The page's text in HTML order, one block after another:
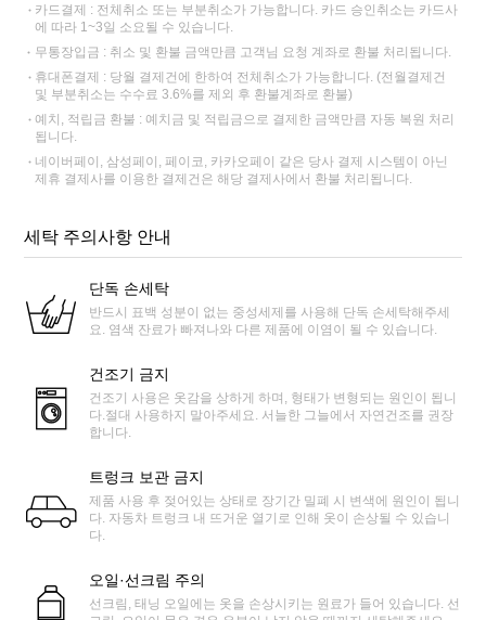
카드결제 : 전체취소 또는 부분취소가 가능합니다. 카드 승인취소는 카드사
에 따라 1~3일 소요될 수 있습니다.
무통장입금 : 취소 및 환불 금액만큼 고객님 요청 계좌로 환불 처리됩니다.
휴대폰결제 : 당월 결제건에 한하여 전체취소가 가능합니다. (전월결제건
및 부분취소는 수수료 3.6%를 제외 후 환불계좌로 환불)
예치, 적립금 환불 : 예치금 및 적립금으로 결제한 금액만큼 자동 복원 처리
됩니다.
네이버페이, 삼성페이, 페이코, 카카오페이 같은 당사 결제 시스템이 아닌
제휴 결제사를 이용한 결제건은 해당 결제사에서 환불 처리됩니다.
세탁 주의사항 안내
단독 손세탁
반드시 표백 성분이 없는 중성세제를 사용해 단독 손세탁해주세
요. 염색 잔료가 빠져나와 다른 제품에 이염이 될 수 있습니다.
건조기 금지
건조기 사용은 옷감을 상하게 하며, 형태가 변형되는 원인이 됩니
다.절대 사용하지 말아주세요. 서늘한 그늘에서 자연건조를 권장
합니다.
트렁크 보관 금지
제품 사용 후 젖어있는 상태로 장기간 밀폐 시 변색에 원인이 됩니
다. 자동차 트렁크 내 뜨거운 열기로 인해 옷이 손상될 수 있습니
다.
오일·선크림 주의
선크림, 태닝 오일에는 옷을 손상시키는 원료가 들어 있습니다. 선